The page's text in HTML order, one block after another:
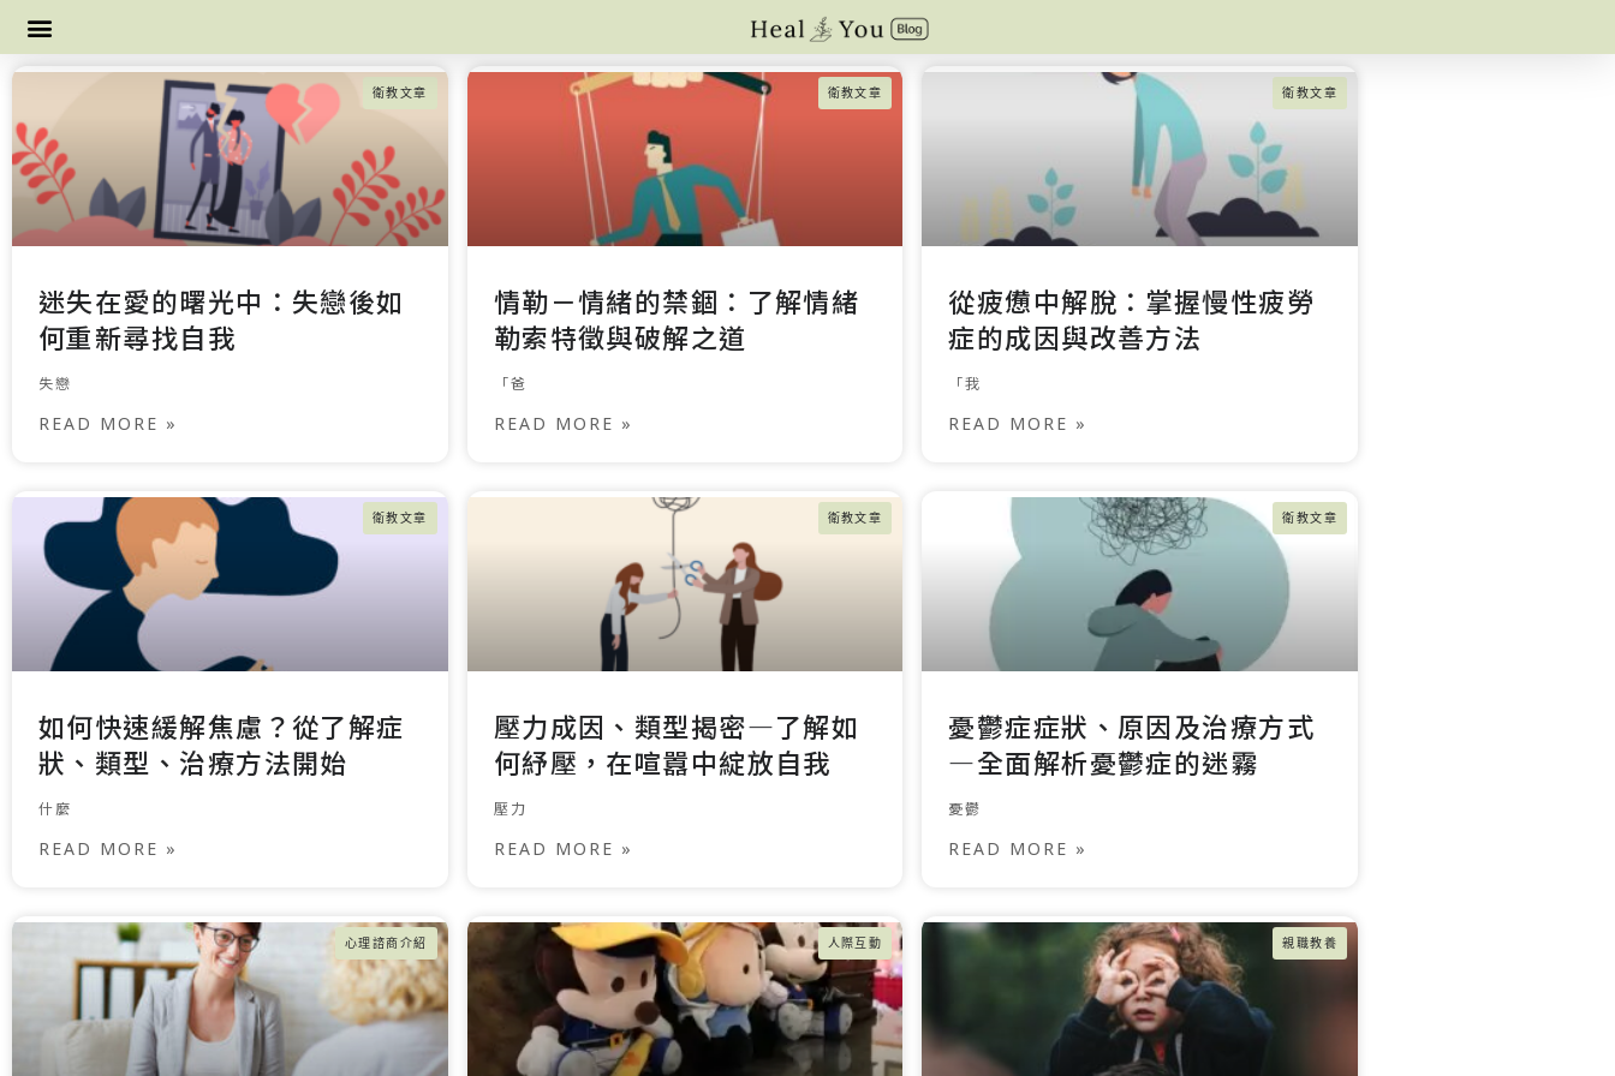
衛教文章
迷失在愛的曙光中：失戀後如
何重新尋找自我
失戀
READ MORE »
衛教文章
情勒－情緒的禁錮：了解情緒
勒索特徵與破解之道
「爸
READ MORE »
衛教文章
從疲憊中解脫：掌握慢性疲勞
症的成因與改善方法
「我
READ MORE »
衛教文章
如何快速緩解焦慮？從了解症
狀、類型、治療方法開始
什麼
READ MORE »
衛教文章
壓力成因、類型揭密—了解如
何紓壓，在喧囂中綻放自我
壓力
READ MORE »
衛教文章
憂鬱症症狀、原因及治療方式
—全面解析憂鬱症的迷霧
憂鬱
READ MORE »
心理諮商介紹 人際互動 親職教養